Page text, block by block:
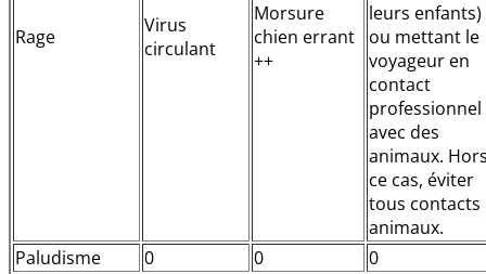
Rage
Virus
circulant
Morsure
chien errant
++
leurs enfants)
ou mettant le
voyageur en
contact
professionnel
avec des
animaux.
ce cas, éviter
tous contacts
animaux.
Paludisme
0 0 0